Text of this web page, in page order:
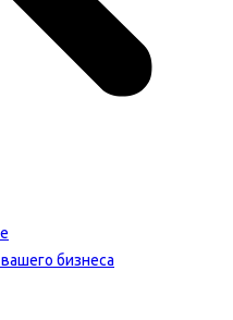
бизнеса​